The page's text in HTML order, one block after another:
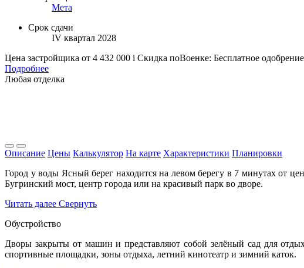
Мета
Срок сдачи
IV квартал 2028
Цена застройщика от 4 432 000 i Скидка поВоенке: Бесплатное
Подробнее
Любая отделка
Описание Цены Калькулятор На карте Характеристики Планировки
Город у воды Ясный берег находится на левом берегу в 7 минутах от
Бугринский мост, центр города или на красивый парк во дворе.
Читать далее Свернуть
Обустройство
Дворы закрыты от машин и представляют собой зелёный сад для
спортивные площадки, зоны отдыха, летний кинотеатр и зимний каток.